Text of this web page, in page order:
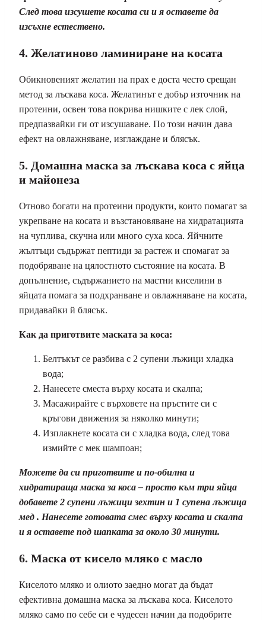
След това изсушете косата си и я оставете да
изсъхне естествено.
4. Желатиново ламиниране на косата
Обикновеният желатин на прах е доста често срещан
метод за лъскава коса. Желатинът е добър източник на
протеини, освен това покрива нишките с лек слой,
предпазвайки ги от изсушаване. По този начин дава
ефект на овлажняване, изглаждане и блясък.
5. Домашна маска за лъскава коса с яйца
и майонеза
Отново богати на протеини продукти, които помагат за
укрепване на косата и възстановяване на хидратацията
на чуплива, скучна или много суха коса. Яйчните
жълтъци съдържат пептиди за растеж и спомагат за
подобряване на цялостното състояние на косата. В
допълнение, съдържанието на мастни киселини в
яйцата помага за подхранване и овлажняване на косата,
придавайки й блясък.
Как да приготвите маската за коса:
Белтъкът се разбива с 2 супени лъжици хладка
вода;
Нанесете сместа върху косата и скалпа;
Масажирайте с върховете на пръстите си с
кръгови движения за няколко минути;
Изплакнете косата си с хладка вода, след това
измийте с мек шампоан;
Можете да си приготвите и по-обилна и
хидратираща маска за коса – просто към три яйца
добавете 2 супени лъжици зехтин и 1 супена лъжица
мед . Нанесете готовата смес върху косата и скалпа
и я оставете под шапката за около 30 минути.
6. Маска от кисело мляко с масло
Киселото мляко и олиото заедно могат да бъдат
ефективна домашна маска за лъскава коса. Киселото
мляко само по себе си е чудесен начин да подобрите